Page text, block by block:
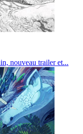
nouveau trailer et...